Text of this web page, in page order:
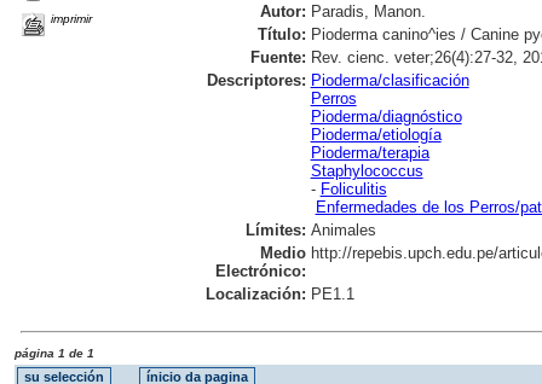
imprimir
Autor: Paradis, Manon.
Título: Pioderma canino^ies / Canine
Fuente: Rev. cienc. veter;26(4):27-32,
Descriptores: Pioderma/clasificación
Perros
Pioderma/diagnóstico
Pioderma/etiología
Pioderma/terapia
Staphylococcus
- Foliculitis
Enfermedades de los Perros/
Límites: Animales
Medio
Electrónico:
http://repebis.upch.edu.pe/
Localización: PE1.1
página 1 de 1